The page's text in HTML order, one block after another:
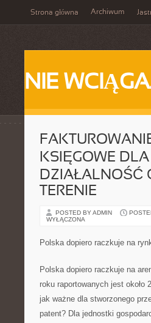
Strona główna Archiwum
NIE
KSIĘGOWE
DZIAŁALNOŚĆ
TERENIE
POSTED BY ADMIN
WYŁĄCZONA
Polska dopiero raczkuje na
Polska dopiero raczkuje na
roku raportowanych jest
jak ważne dla stworzonego
patent? Dla jednostki